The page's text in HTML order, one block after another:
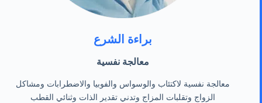
براءة الشرع
معالجة نفسية
معالجة نفسية لاكتئاب والوسواس والفوبيا والاضطرابات ومشاكل
الزواج وتقلبات المزاج وتدني تقدير الذات وثنائي القطب